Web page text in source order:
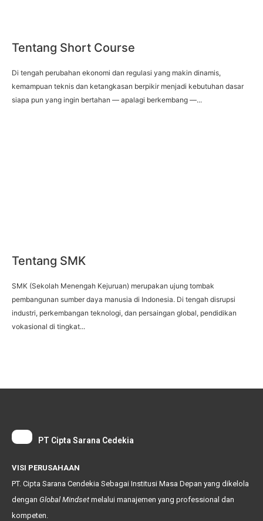
Tentang Short Course
Di tengah perubahan ekonomi dan regulasi yang makin dinamis,
kemampuan teknis dan ketangkasan berpikir menjadi kebutuhan dasar
siapa pun yang ingin bertahan — apalagi berkembang —...
Tentang SMK
SMK (Sekolah Menengah Kejuruan) merupakan ujung tombak
pembangunan sumber daya manusia di Indonesia. Di tengah disrupsi
industri, perkembangan teknologi, dan persaingan global, pendidikan
vokasional di tingkat...
PT Cipta Sarana Cedekia
VISI PERUSAHAAN
PT. Cipta Sarana Cendekia Sebagai Institusi Masa Depan yang dikelola
dengan Global Mindset melalui manajemen yang professional dan
kompeten.